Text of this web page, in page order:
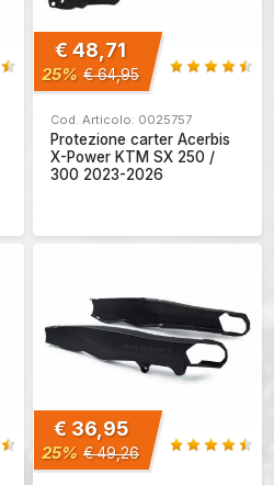
€ 48,71
25% € 64,95
Cod. Articolo: 0025757
Protezione carter Acerbis
X-Power KTM SX 250 /
300 2023-2026
€ 36,95
25% € 49,26